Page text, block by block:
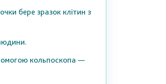
бере зразок клітин з
кольпоскопа —